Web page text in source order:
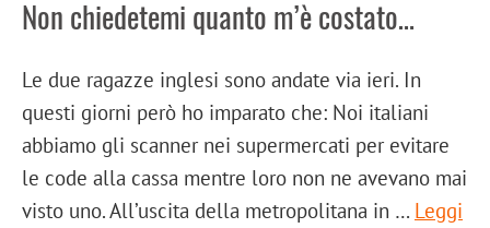
Non chiedetemi quanto m’è costato…
Le due ragazze inglesi sono andate via ieri. In
questi giorni però ho imparato che: Noi italiani
abbiamo gli scanner nei supermercati per evitare
le code alla cassa mentre loro non ne avevano mai
visto uno. All’uscita della metropolitana in … Leggi